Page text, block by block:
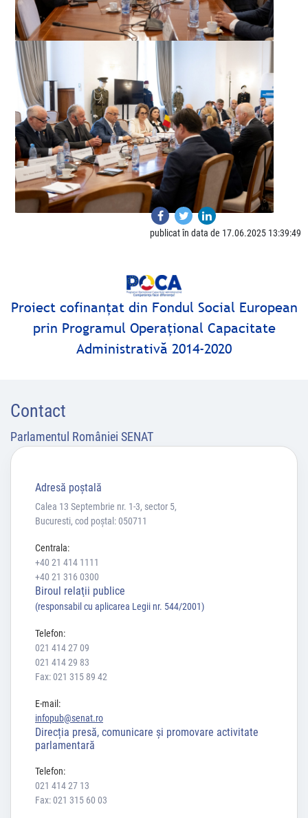
publicat în data de 17.06.2025 13:39:49
Proiect cofinanţat din Fondul Social European
prin Programul Operaţional Capacitate
Administrativă 2014-2020
Contact
Parlamentul României SENAT
Adresă poştală
Calea 13 Septembrie nr. 1-3, sector 5,
Bucuresti, cod poștal: 050711
Centrala:
+40 21 414 1111
+40 21 316 0300
Biroul relaţii publice
(responsabil cu aplicarea Legii nr. 544/2001)
Telefon:
021 414 27 09
021 414 29 83
Fax: 021 315 89 42
E-mail:
infopub@senat.ro
Direcția presă, comunicare și promovare activitate
parlamentară
Telefon:
021 414 27 13
Fax: 021 315 60 03